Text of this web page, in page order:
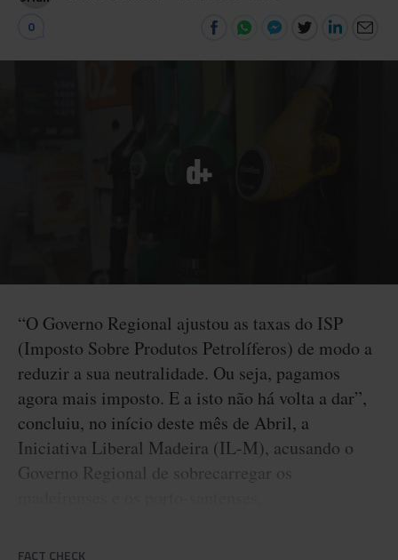
0
“O Governo Regional ajustou as taxas do ISP
(Imposto Sobre Produtos Petrolíferos) de modo a
reduzir a sua neutralidade. Ou seja, pagamos
agora mais imposto. E a isto não há volta a dar”,
concluiu, no início deste mês de Abril, a
Iniciativa Liberal Madeira (IL-M), acusando o
Governo Regional de sobrecarregar os
FACT CHECK